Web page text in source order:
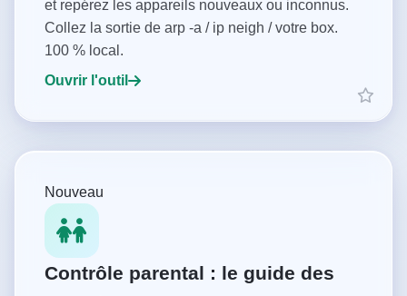
et repérez les appareils nouveaux ou inconnus.
Collez la sortie de arp -a / ip neigh / votre box.
100 % local.
Ouvrir l'outil
Nouveau
Contrôle parental : le guide des